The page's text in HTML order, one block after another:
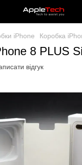
iPhone Коробка
8 PLUS
відгук